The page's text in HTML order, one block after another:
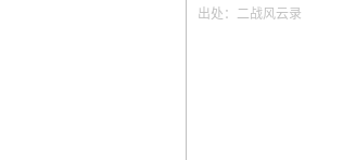
出处：二战风云录